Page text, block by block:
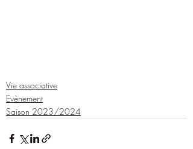
Vie associative
Evènement
Saison 2023/2024